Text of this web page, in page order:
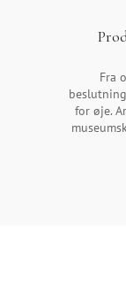
Fra
for øje.